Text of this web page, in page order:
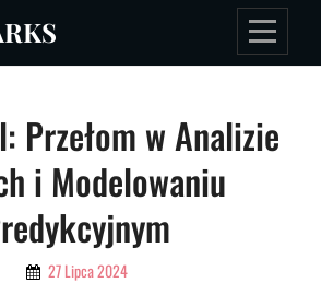
Przełom w Analizie
i Modelowaniu
By 27 Lipca 2024